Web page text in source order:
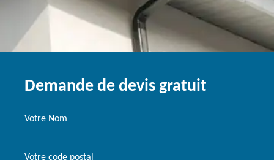
Demande de devis gratuit